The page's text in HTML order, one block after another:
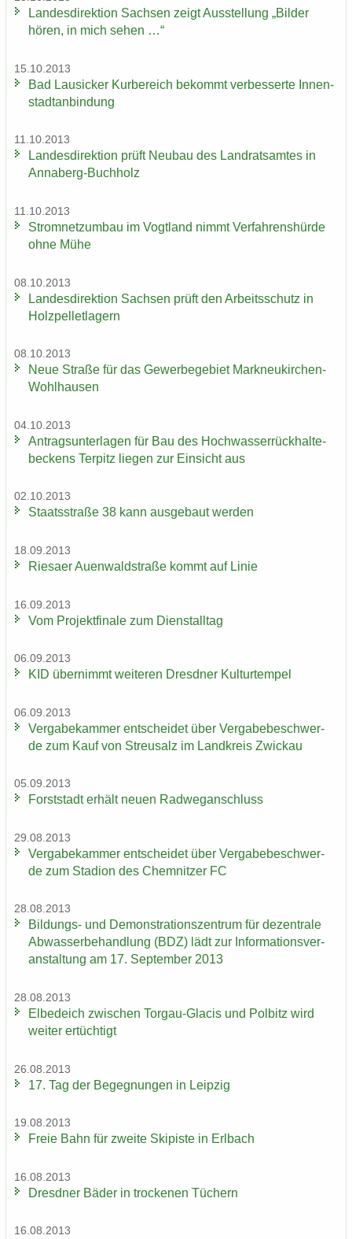
Lan­des­di­rek­ti­on Sach­sen zeigt Aus­stel­lung „Bil­der
hören, in mich sehen …“
15.10.2013
Bad Lau­si­cker Kur­be­reich be­kommt ver­bes­ser­te In­nen­
stadt­an­bin­dung
11.10.2013
Lan­des­di­rek­ti­on prüft Neu­bau des Land­rats­am­tes in
Annaberg-​Buchholz
11.10.2013
Strom­netz­um­bau im Vogt­land nimmt Ver­fah­rens­hür­de
ohne Mühe
08.10.2013
Lan­des­di­rek­ti­on Sach­sen prüft den Ar­beits­schutz in
Holz­pel­let­la­gern
08.10.2013
Neue Stra­ße für das Ge­wer­be­ge­biet Markneukirchen-​
Wohlhausen
04.10.2013
An­trags­un­ter­la­gen für Bau des Hoch­was­ser­rück­hal­te­
be­ckens Ter­pitz lie­gen zur Ein­sicht aus
02.10.2013
Staats­stra­ße 38 kann aus­ge­baut wer­den
18.09.2013
Rie­sa­er Au­en­wald­stra­ße kommt auf Linie
16.09.2013
Vom Pro­jekt­fi­na­le zum Dienst­all­tag
06.09.2013
KID über­nimmt wei­te­ren Dresd­ner Kul­tur­tem­pel
06.09.2013
Ver­ga­be­kam­mer ent­schei­det über Ver­ga­be­be­schwer­
de zum Kauf von Streu­salz im Land­kreis Zwi­ckau
05.09.2013
Forst­stadt er­hält neuen Rad­weg­an­schluss
29.08.2013
Ver­ga­be­kam­mer ent­schei­det über Ver­ga­be­be­schwer­
de zum Sta­di­on des Chem­nit­zer FC
28.08.2013
Bildungs-​ und De­mons­tra­ti­ons­zen­trum für de­zen­tra­le
Ab­was­ser­be­hand­lung (BDZ) lädt zur In­for­ma­ti­ons­ver­
an­stal­tung am 17. Sep­tem­ber 2013
28.08.2013
El­be­deich zwi­schen Torgau-​Glacis und Pol­bitz wird
wei­ter er­tüch­tigt
26.08.2013
17. Tag der Be­geg­nun­gen in Leip­zig
19.08.2013
Freie Bahn für zwei­te Ski­pis­te in Erl­bach
16.08.2013
Dresd­ner Bäder in tro­cke­nen Tü­chern
16.08.2013